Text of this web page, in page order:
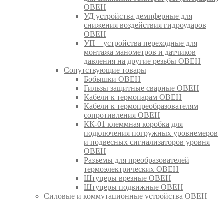
ОВЕН
УД устройства демпферные для
снижения воздействия гидроударов
ОВЕН
УП – устройства переходные для
монтажа манометров и датчиков
давления на другие резьбы ОВЕН
Сопутствующие товары
Бобышки ОВЕН
Гильзы защитные сварные ОВЕН
Кабели к термопарам ОВЕН
Кабели к термопреобразователям
сопротивления ОВЕН
КК-01 клеммная коробка для
подключения погружных уровнемеров
и подвесных сигнализаторов уровня
ОВЕН
Разъемы для преобразователей
термоэлектрических ОВЕН
Штуцеры врезные ОВЕН
Штуцеры подвижные ОВЕН
Силовые и коммутационные устройства ОВЕН